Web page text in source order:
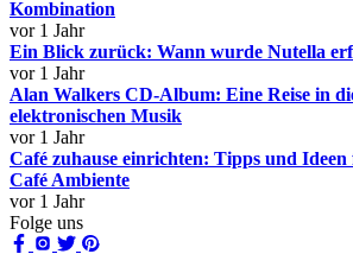
Kombination
vor 1 Jahr
Ein Blick zurück: Wann wurde Nutella
vor 1 Jahr
Alan Walkers CD-Album: Eine Reise in
elektronischen Musik
vor 1 Jahr
Café zuhause einrichten: Tipps und
Café Ambiente
vor 1 Jahr
Folge uns